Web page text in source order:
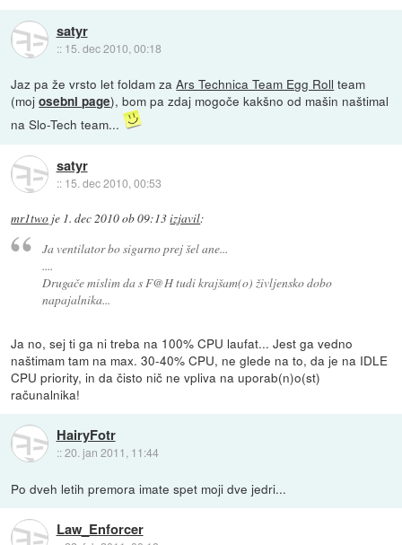
satyr
:: 15. dec 2010, 00:18
Jaz pa že vrsto let foldam zaArs Technica Team Egg Roll team
(mojosebni page), bom pa zdaj mogoče kakšno od mašin naštimal
na Slo-Tech team...
satyr
:: 15. dec 2010, 00:53
mr1two je 1. dec 2010 ob 09:13izjavil:
Ja ventilator bo sigurno prej šel ane...
....
Drugače mislim da s F@H tudi krajšam(o) življensko dobo
napajalnika...
Ja no, sej ti ga ni treba na 100% CPU laufat... Jest ga vedno
naštimam tam na max. 30-40% CPU, ne glede na to, da je na IDLE
CPU priority, in da čisto nič ne vpliva na uporab(n)o(st)
računalnika!
HairyFotr
::20. jan 2011, 11:44
Po dveh letih premora imate spet moji dve jedri...
Law_Enforcer